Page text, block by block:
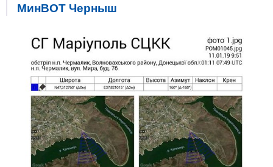
МинВОТ Черныш